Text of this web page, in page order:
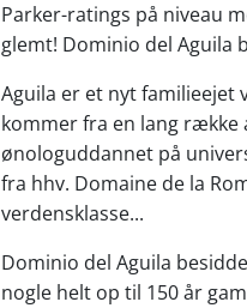
Parker-ratings på niveau
glemt! Dominio del Aguila
Aguila er et nyt familieejet
kommer fra en lang række
ønologuddannet på
fra hhv. Domaine de la
verdensklasse...
Dominio del Aguila
nogle helt op til 150 år